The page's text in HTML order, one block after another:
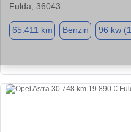
Fulda, 36043
65.411 km Benzin 96 kw